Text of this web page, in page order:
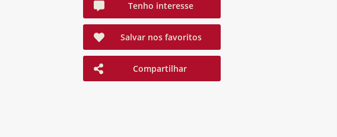
Tenho interesse
Salvar nos favoritos
Compartilhar